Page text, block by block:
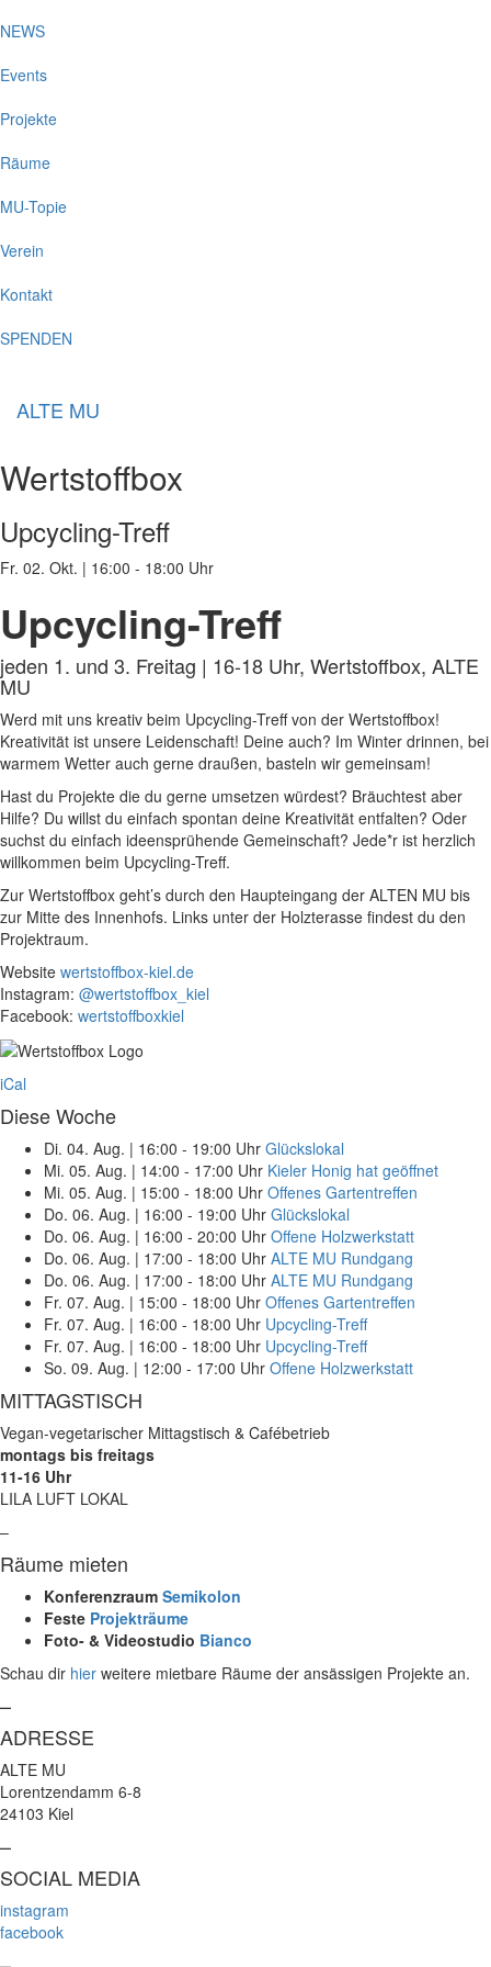
NEWS
Events
Projekte
Räume
MU-Topie
Verein
Kontakt
SPENDEN
ALTE MU
Wertstoffbox
Upcycling-Treff
Fr. 02. Okt. | 16:00 - 18:00 Uhr
Upcycling-Treff
jeden 1. und 3. Freitag | 16-18 Uhr, Wertstoffbox, ALTE
MU
Werd mit uns kreativ beim Upcycling-Treff von der Wertstoffbox!
Kreativität ist unsere Leidenschaft! Deine auch? Im Winter drinnen, bei
warmem Wetter auch gerne draußen, basteln wir gemeinsam!
Hast du Projekte die du gerne umsetzen würdest? Bräuchtest aber
Hilfe? Du willst du einfach spontan deine Kreativität entfalten? Oder
suchst du einfach ideensprühende Gemeinschaft? Jede*r ist herzlich
willkommen beim Upcycling-Treff.
Zur Wertstoffbox geht’s durch den Haupteingang der ALTEN MU bis
zur Mitte des Innenhofs. Links unter der Holzterasse findest du den
Projektraum.
Website wertstoffbox-kiel.de
Instagram: @wertstoffbox_kiel
Facebook: wertstoffboxkiel
iCal
Diese Woche
Di. 04. Aug. | 16:00 - 19:00 Uhr Glückslokal
Mi. 05. Aug. | 14:00 - 17:00 Uhr Kieler Honig hat geöffnet
Mi. 05. Aug. | 15:00 - 18:00 Uhr Offenes Gartentreffen
Do. 06. Aug. | 16:00 - 19:00 Uhr Glückslokal
Do. 06. Aug. | 16:00 - 20:00 Uhr Offene Holzwerkstatt
Do. 06. Aug. | 17:00 - 18:00 Uhr ALTE MU Rundgang
Do. 06. Aug. | 17:00 - 18:00 Uhr ALTE MU Rundgang
Fr. 07. Aug. | 15:00 - 18:00 Uhr Offenes Gartentreffen
Fr. 07. Aug. | 16:00 - 18:00 Uhr Upcycling-Treff
Fr. 07. Aug. | 16:00 - 18:00 Uhr Upcycling-Treff
So. 09. Aug. | 12:00 - 17:00 Uhr Offene Holzwerkstatt
MITTAGSTISCH
Vegan-vegetarischer Mittagstisch & Cafébetrieb
montags bis freitags
11-16 Uhr
LILA LUFT LOKAL
–
Räume mieten
Konferenzraum Semikolon
Feste Projekträume
Foto- & Videostudio Bianco
Schau dir hier weitere mietbare Räume der ansässigen Projekte an.
–
ADRESSE
ALTE MU
Lorentzendamm 6-8
24103 Kiel
–
SOCIAL MEDIA
instagram
facebook